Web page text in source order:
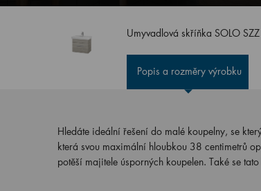
Umyvadlová skříňka SOLO
Popis a rozměry výrobku
Hledáte ideální řešení do malé koupelny, se
která svou maximální hloubkou 38 centimetrů
potěší majitele úsporných koupelen. Také se